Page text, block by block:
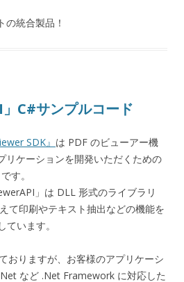
の統合製品！
C#サンプルコード
SDK』 は PDF のビューアー機
リケーションを開発いただくための
す。
」は DLL 形式のライブラリ
て印刷やテキスト抽出などの機能を
います。
おりますが、お客様のアプリケーシ
など .Net Framework に対応した